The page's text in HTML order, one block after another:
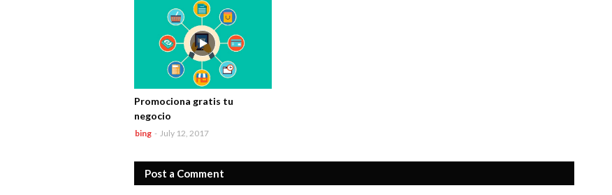
Promociona gratis tu
negocio
bing - July 12, 2017
Post a Comment